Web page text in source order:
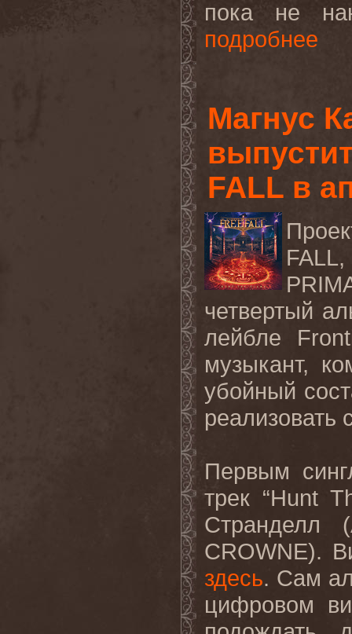
пока не
подробнее
Магнус
FALL в
FALL,
четвертый
лейбле
музыкант,
убойный
реализовать
Первым
трек “Hunt
Странделл (
CROWNE).
здесь. Сам
цифровом